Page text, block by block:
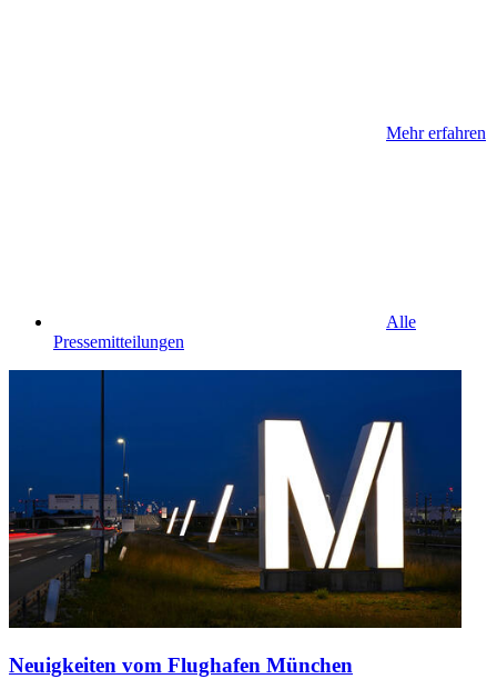
Mehr erfahren
Alle
Pressemitteilungen
Neuigkeiten vom Flughafen München